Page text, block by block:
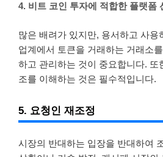
4. 비트 코인 투자에 적합한 플랫폼
많은 배려가 있지만, 용서하고 사용
업계에서 토큰을 거래하는 거래소
하고 관리하는 것이 중요합니다. 또
조를 이해하는 것은 필수적입니다.
5. 요청인 재조정
시장의 반대하는 입장을 반대하여